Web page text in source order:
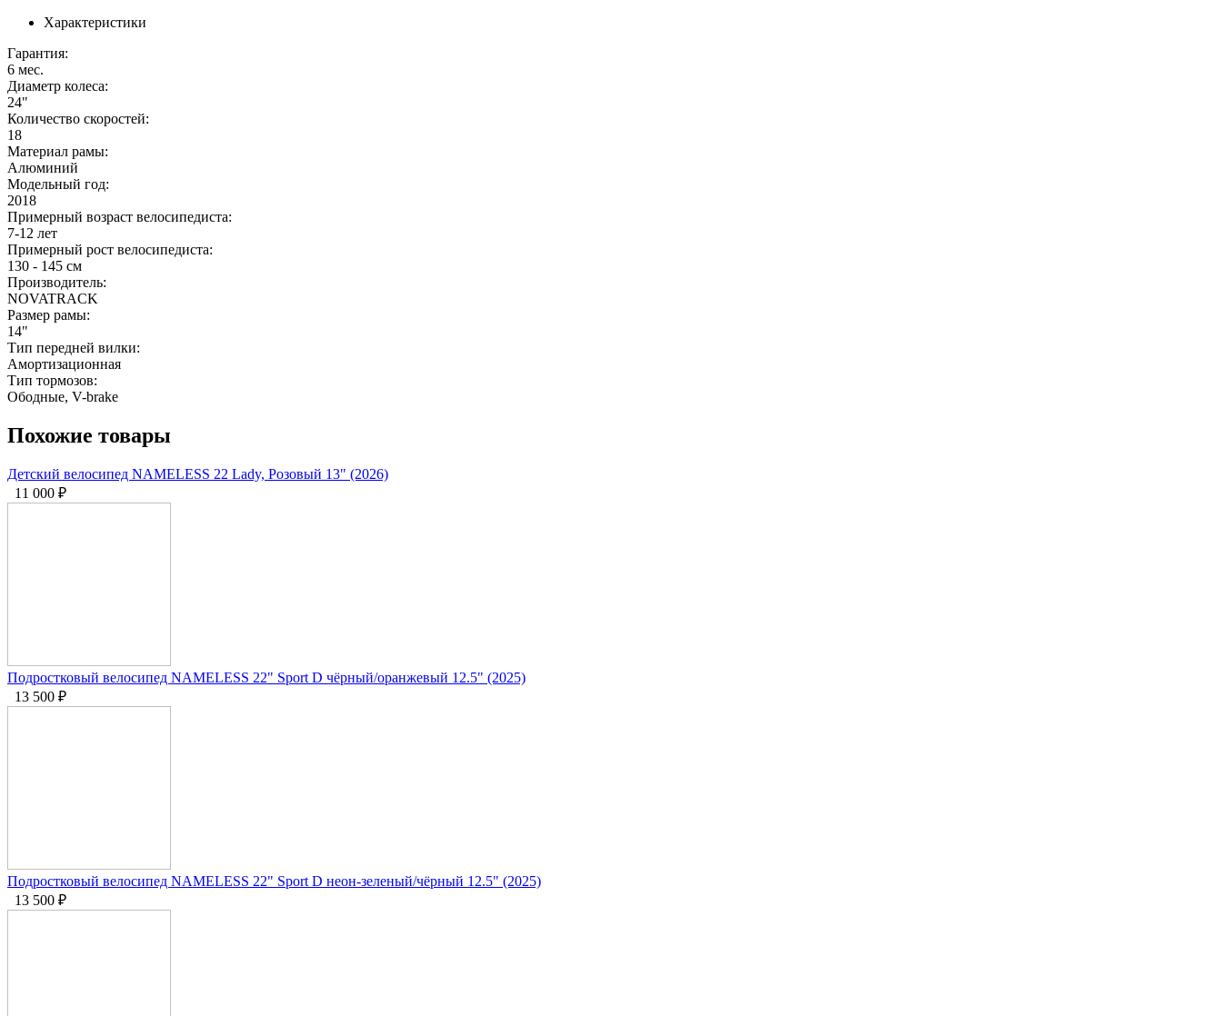
Характеристики
Гарантия:
6 мес.
Диаметр колеса:
24"
Количество скоростей:
18
Материал рамы:
Алюминий
Модельный год:
2018
Примерный возраст велосипедиста:
7-12 лет
Примерный рост велосипедиста:
130 - 145 см
Производитель:
NOVATRACK
Размер рамы:
14"
Тип передней вилки:
Амортизационная
Тип тормозов:
Ободные, V-brake
Похожие товары
Детский велосипед NAMELESS 22 Lady, Розовый 13" (2026)
11 000 ₽
Подростковый велосипед NAMELESS 22" Sport D чёрный/оранжевый 12.5" (2025)
13 500 ₽
Подростковый велосипед NAMELESS 22" Sport D неон-зеленый/чёрный 12.5" (2025)
13 500 ₽